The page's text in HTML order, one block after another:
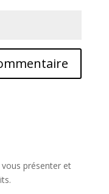
présenter et